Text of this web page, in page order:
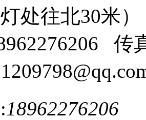
处往北30米
传
18962276206